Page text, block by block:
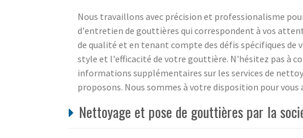
Nous travaillons avec précision et professionalisme
d'entretien de gouttières qui correspondent à vos
de qualité et en tenant compte des défis spécifiques de
style et l'efficacité de votre gouttière. N'hésitez pas à
informations supplémentaires sur les services de
proposons. Nous sommes à votre disposition pour
Nettoyage et pose de gouttières par la